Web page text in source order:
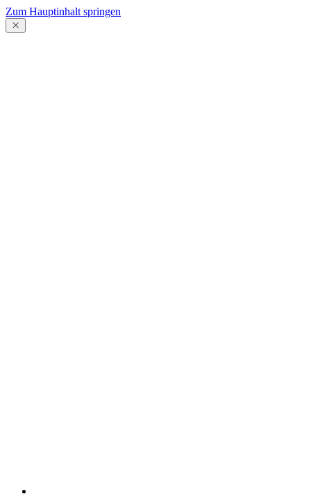
Zum Hauptinhalt springen
Menü
schließen